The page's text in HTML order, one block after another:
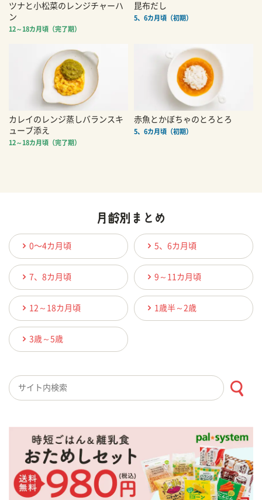
ツナと小松菜のレンジチャーハ
ン
12～18カ月頃（完了期）
昆布だし
5、6カ月頃（初期）
カレイのレンジ蒸しバランスキ
ューブ添え
12～18カ月頃（完了期）
赤魚とかぼちゃのとろとろ
5、6カ月頃（初期）
0〜4カ月頃 5、6カ月頃
7、8カ月頃 9～11カ月頃
12～18カ月頃 1歳半～2歳
3歳～5歳
検索キーワード入力